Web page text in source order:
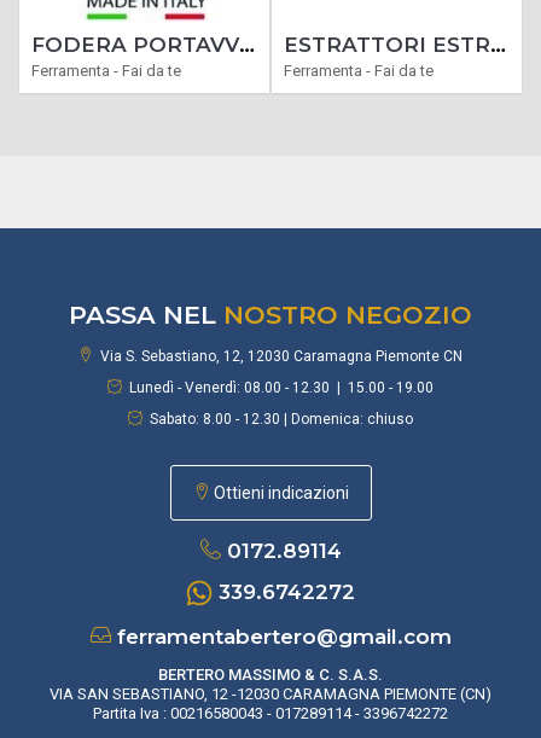
FODERA PORTAVVITATORE PORTA AVVITATORE A BATTERIA CUOIO EXTRA
Ferramenta - Fai da te
ESTRATTORI ESTRATTORE BETA 1516 A TRE GRIFFE OSCILLANTI
Ferramenta - Fai da te
PASSA NEL NOSTRO NEGOZIO
Via S. Sebastiano, 12, 12030 Caramagna Piemonte CN
Lunedì - Venerdì: 08.00 - 12.30 | 15.00 - 19.00
Sabato: 8.00 - 12.30 | Domenica: chiuso
Ottieni indicazioni
0172.89114
339.6742272
ferramentabertero@gmail.com
BERTERO MASSIMO & C. S.A.S.
VIA SAN SEBASTIANO, 12 -12030 CARAMAGNA PIEMONTE (CN)
Partita Iva : 00216580043 - 017289114 - 3396742272